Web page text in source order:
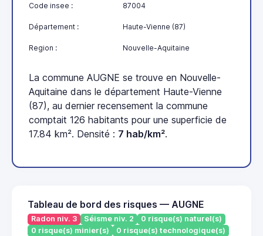
Code insee : 87004
Département : Haute-Vienne (87)
Region : Nouvelle-Aquitaine
La commune AUGNE se trouve en Nouvelle-
Aquitaine dans le département Haute-Vienne
(87), au dernier recensement la commune
comptait 126 habitants pour une superficie de
17.84 km². Densité : 7 hab/km².
Tableau de bord des risques — AUGNE
Radon niv. 3 Séisme niv. 2
0 risque(s) naturel(s)
0 risque(s) minier(s)
0 risque(s) technologique(s)